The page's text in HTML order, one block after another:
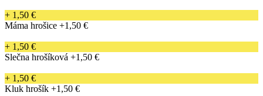
+ 1,50 €
Máma hrošice +1,50 €
+ 1,50 €
Slečna hrošíková +1,50 €
+ 1,50 €
Kluk hrošík +1,50 €